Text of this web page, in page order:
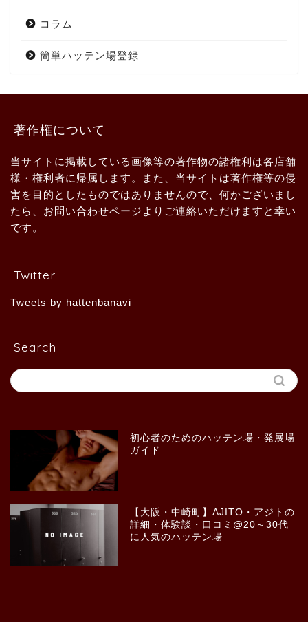
コラム
簡単ハッテン場登録
著作権について
当サイトに掲載している画像等の著作物の諸権利は各店舗
様・権利者に帰属します。また、当サイトは著作権等の侵
害を目的としたものではありませんので、何かございまし
たら、お問い合わせページよりご連絡いただけますと幸い
です。
Twitter
Tweets by hattenbanavi
Search
初心者のためのハッテン場・発展場
ガイド
【大阪・中崎町】AJITO・アジトの
詳細・体験談・口コミ@20～30代
に人気のハッテン場